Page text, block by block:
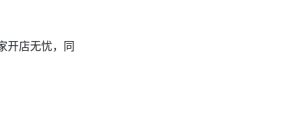
开店无忧，同